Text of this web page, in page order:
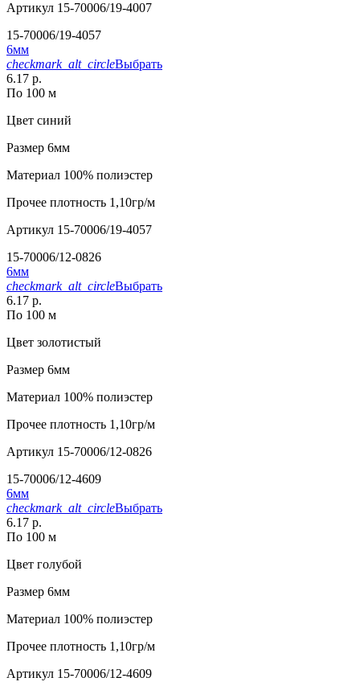
Артикул 15-70006/19-4007
15-70006/19-4057
6мм
checkmark_alt_circleВыбрать
6.17 р.
По 100 м
Цвет синий
Размер 6мм
Материал 100% полиэстер
Прочее плотность 1,10гр/м
Артикул 15-70006/19-4057
15-70006/12-0826
6мм
checkmark_alt_circleВыбрать
6.17 р.
По 100 м
Цвет золотистый
Размер 6мм
Материал 100% полиэстер
Прочее плотность 1,10гр/м
Артикул 15-70006/12-0826
15-70006/12-4609
6мм
checkmark_alt_circleВыбрать
6.17 р.
По 100 м
Цвет голубой
Размер 6мм
Материал 100% полиэстер
Прочее плотность 1,10гр/м
Артикул 15-70006/12-4609